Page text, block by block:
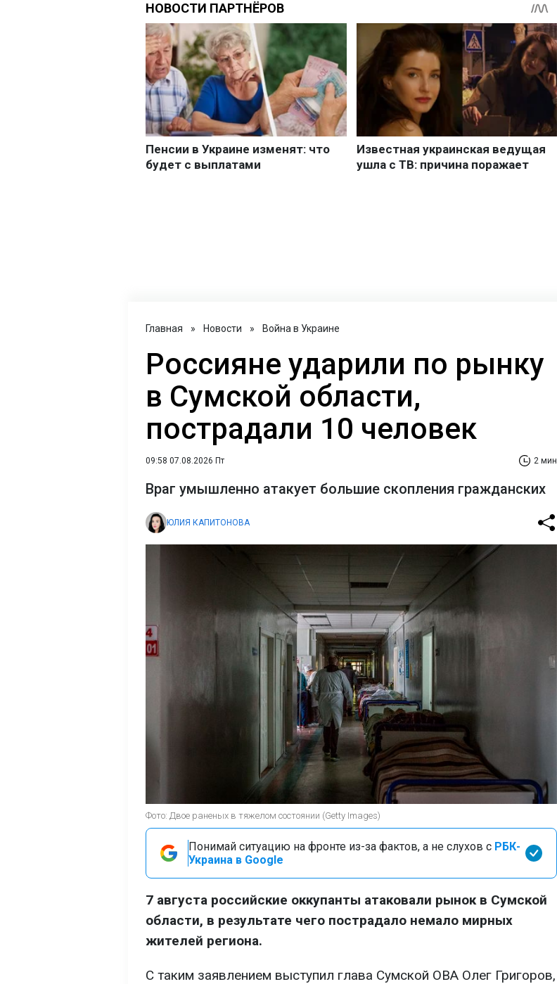
Главная » Новости » Война в Украине
Россияне ударили по рынку
в Сумской области,
пострадали 10 человек
09:58 07.08.2026 Пт 2 мин
Враг умышленно атакует большие скопления гражданских
ЮЛИЯ КАПИТОНОВА
Фото: Двое раненых в тяжелом состоянии (Getty Images)
Понимай ситуацию на фронте из-за фактов, а не слухов с РБК-
Украина в Google
7 августа российские оккупанты атаковали рынок в Сумской
области, в результате чего пострадало немало мирных
жителей региона.
С таким заявлением выступил глава Сумской ОВА Олег Григоров,